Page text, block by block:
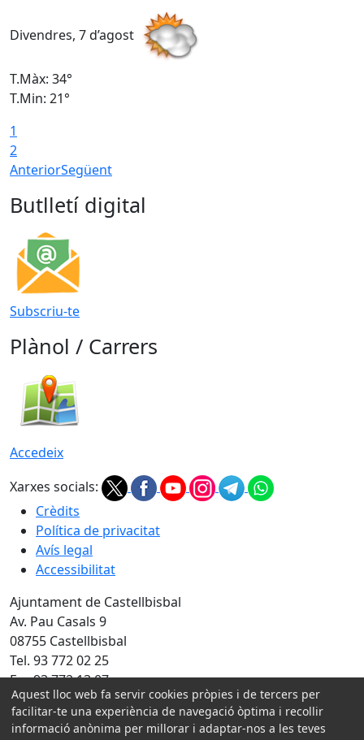
Divendres, 7 d’agost
T.Màx: 34°
T.Min: 21°
1
2
AnteriorSegüent
Butlletí digital
Subscriu-te
Plànol / Carrers
Accedeix
Xarxes socials:
Crèdits
Política de privacitat
Avís legal
Accessibilitat
Ajuntament de Castellbisbal
Av. Pau Casals 9
08755 Castellbisbal
Tel. 93 772 02 25
Fax 93 772 13 07
Amb la col·laboració de:
Aquest lloc web fa servir cookies pròpies i de tercers per
facilitar-te una experiència de navegació òptima i recollir
informació anònima per millorar i adaptar-nos a les teves